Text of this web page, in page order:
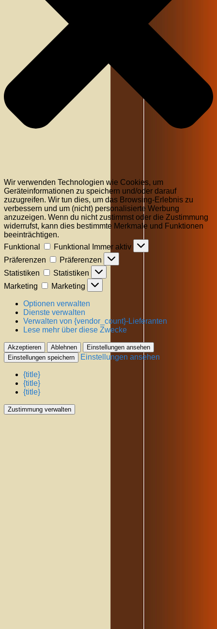
Wir verwenden Technologien wie Cookies, um
Geräteinformationen zu speichern und/oder darauf
zuzugreifen. Wir tun dies, um das Browsing-Erlebnis zu
verbessern und um (nicht) personalisierte Werbung
anzuzeigen. Wenn du nicht zustimmst oder die Zustimmung
widerrufst, kann dies bestimmte Merkmale und Funktionen
beeinträchtigen.
Funktional
Funktional
Immer aktiv
Präferenzen
Präferenzen
Statistiken
Statistiken
Marketing
Marketing
Optionen verwalten
Dienste verwalten
Verwalten von {vendor_count}-Lieferanten
Lese mehr über diese Zwecke
Akzeptieren Ablehnen
Einstellungen ansehen
Einstellungen speichern
Einstellungen ansehen
{title}
{title}
{title}
Zustimmung verwalten